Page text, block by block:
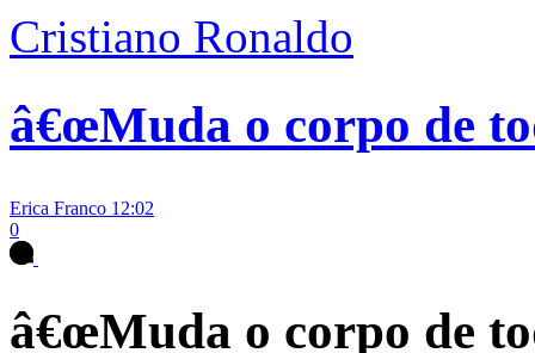
Cristiano Ronaldo
â€œMuda o corpo de
Erica Franco 12:02
0
â€œMuda o corpo de